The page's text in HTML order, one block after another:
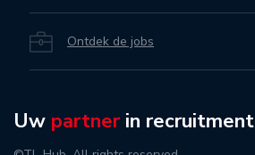
Ontdek de jobs
Uw partner in recruitment